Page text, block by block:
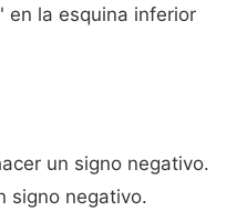
en la esquina inferior
un signo negativo.
signo negativo.